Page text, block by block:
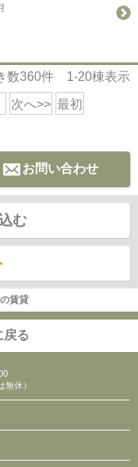
数360件 1-20棟表示
次へ>> 最初
お問い合わせ
む
賃貸
戻る
休）